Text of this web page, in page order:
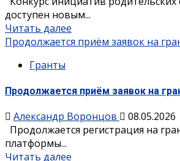
доступен новым...
Читать далее
Продолжается приём заявок на
Гранты
Продолжается приём заявок на
Александр Воронцов
08.05.2026
Продолжается регистрация на
платформы...
Читать далее